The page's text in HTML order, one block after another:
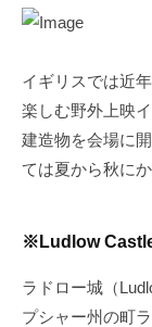
イギリスでは近
楽しむ野外上映
建造物を会場に
ては夏から秋に
※Ludlow
ラドロー城（
プシャー州の町